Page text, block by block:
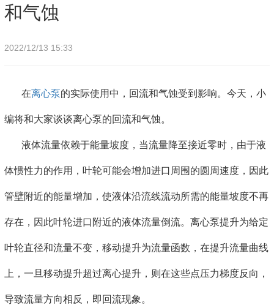
和气蚀
2022/12/13 15:33
在离心泵的实际使用中，回流和气蚀受到影响。今天，小
编将和大家谈谈离心泵的回流和气蚀。
液体流量依赖于能量坡度，当流量降至接近零时，由于液
体惯性力的作用，叶轮可能会增加进口周围的圆周速度，因此
管壁附近的能量增加，使液体沿流线流动所需的能量坡度不再
存在，因此叶轮进口附近的液体流量倒流。离心泵提升为给定
叶轮直径和流量不变，移动提升为流量函数，在提升流量曲线
上，一旦移动提升超过离心提升，则在这些点压力梯度反向，
导致流量方向相反，即回流现象。